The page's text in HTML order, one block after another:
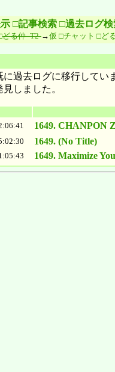
□記事検索 □過去ログ検
どる仲 -T2-→仮 □チャット □ど
過去ログに移行してい
しました。
1649. CHANPON
1649. (No Title)
1649. Maximize